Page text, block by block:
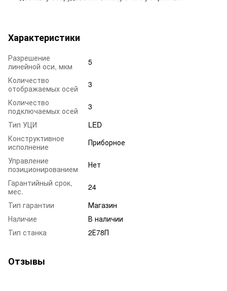
Характеристики
Разрешение
линейной оси, мкм
5
Количество
отображаемых осей
3
Количество
подключаемых осей
3
Тип УЦИ
LED
Конструктивное
исполнение
Приборное
Управление
позиционированием
Нет
Гарантийный срок,
мес.
24
Тип гарантии
Магазин
Наличие
В наличии
Тип станка
2Е78П
Отзывы